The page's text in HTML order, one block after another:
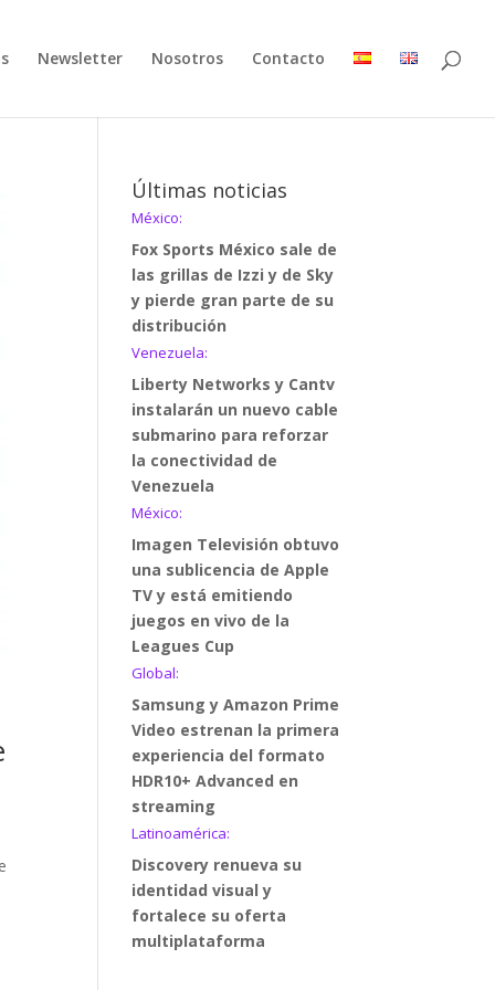
Newsletter Nosotros Contacto
Últimas noticias
México:
Fox Sports México sale de
las grillas de Izzi y de Sky
y pierde gran parte de su
distribución
Venezuela:
Liberty Networks y Cantv
instalarán un nuevo cable
submarino para reforzar
la conectividad de
Venezuela
México:
Imagen Televisión obtuvo
una sublicencia de Apple
TV y está emitiendo
juegos en vivo de la
Leagues Cup
Global:
Samsung y Amazon Prime
Video estrenan la primera
experiencia del formato
HDR10+ Advanced en
streaming
Latinoamérica:
Discovery renueva su
identidad visual y
fortalece su oferta
multiplataforma